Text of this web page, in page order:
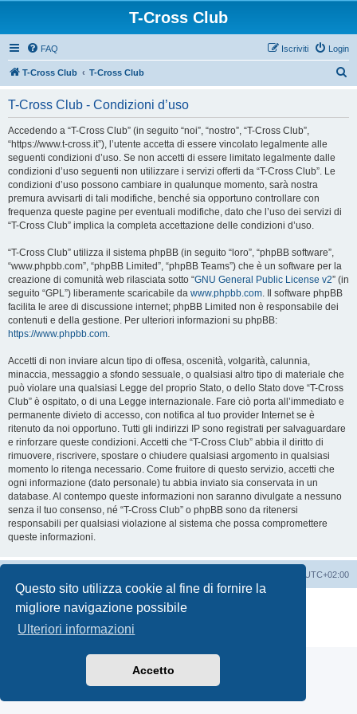
Questo sito utilizza cookie al fine di fornire la
migliore navigazione possibile
Ulteriori informazioni
Accetto
T-Cross Club
FAQ Login
Iscriviti
T-Cross Club T-Cross Club
T-Cross Club - Condizioni d’uso
Accedendo a “T-Cross Club” (in seguito “noi”, “nostro”, “T-Cross Club”,
“https://www.t-cross.it”), l’utente accetta di essere vincolato legalmente alle
seguenti condizioni d’uso. Se non accetti di essere limitato legalmente dalle
condizioni d’uso seguenti non utilizzare i servizi offerti da “T-Cross Club”. Le
condizioni d’uso possono cambiare in qualunque momento, sarà nostra
premura avvisarti di tali modifiche, benché sia opportuno controllare con
frequenza queste pagine per eventuali modifiche, dato che l’uso dei servizi di
“T-Cross Club” implica la completa accettazione delle condizioni d’uso.
“T-Cross Club” utilizza il sistema phpBB (in seguito “loro”, “phpBB software”,
“www.phpbb.com”, “phpBB Limited”, “phpBB Teams”) che è un software per la
creazione di comunità web rilasciata sotto “GNU General Public License v2” (in
seguito “GPL”) liberamente scaricabile da www.phpbb.com. Il software phpBB
facilita le aree di discussione internet; phpBB Limited non è responsabile dei
contenuti e della gestione. Per ulteriori informazioni su phpBB:
https://www.phpbb.com.
Accetti di non inviare alcun tipo di offesa, oscenità, volgarità, calunnia,
minaccia, messaggio a sfondo sessuale, o qualsiasi altro tipo di materiale che
può violare una qualsiasi Legge del proprio Stato, o dello Stato dove “T-Cross
Club” è ospitato, o di una Legge internazionale. Fare ciò porta all’immediato e
permanente divieto di accesso, con notifica al tuo provider Internet se è
ritenuto da noi opportuno. Tutti gli indirizzi IP sono registrati per salvaguardare
e rinforzare queste condizioni. Accetti che “T-Cross Club” abbia il diritto di
rimuovere, riscrivere, spostare o chiudere qualsiasi argomento in qualsiasi
momento lo ritenga necessario. Come fruitore di questo servizio, accetti che
ogni informazione (dato personale) tu abbia inviato sia conservata in un
database. Al contempo queste informazioni non saranno divulgate a nessuno
senza il tuo consenso, né “T-Cross Club” o phpBB sono da ritenersi
responsabili per qualsiasi violazione al sistema che possa compromettere
queste informazioni.
UTC+02:00
Creato da
® Forum Software © phpBB Limited
Traduzione Italiana